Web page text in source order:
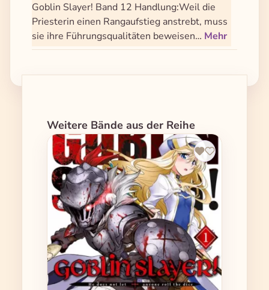
Goblin Slayer! Band 12 Handlung:Weil die
Priesterin einen Rangaufstieg anstrebt, muss
sie ihre Führungsqualitäten beweisen… Mehr
Produktgalerie überspringen
Weitere Bände aus der Reihe